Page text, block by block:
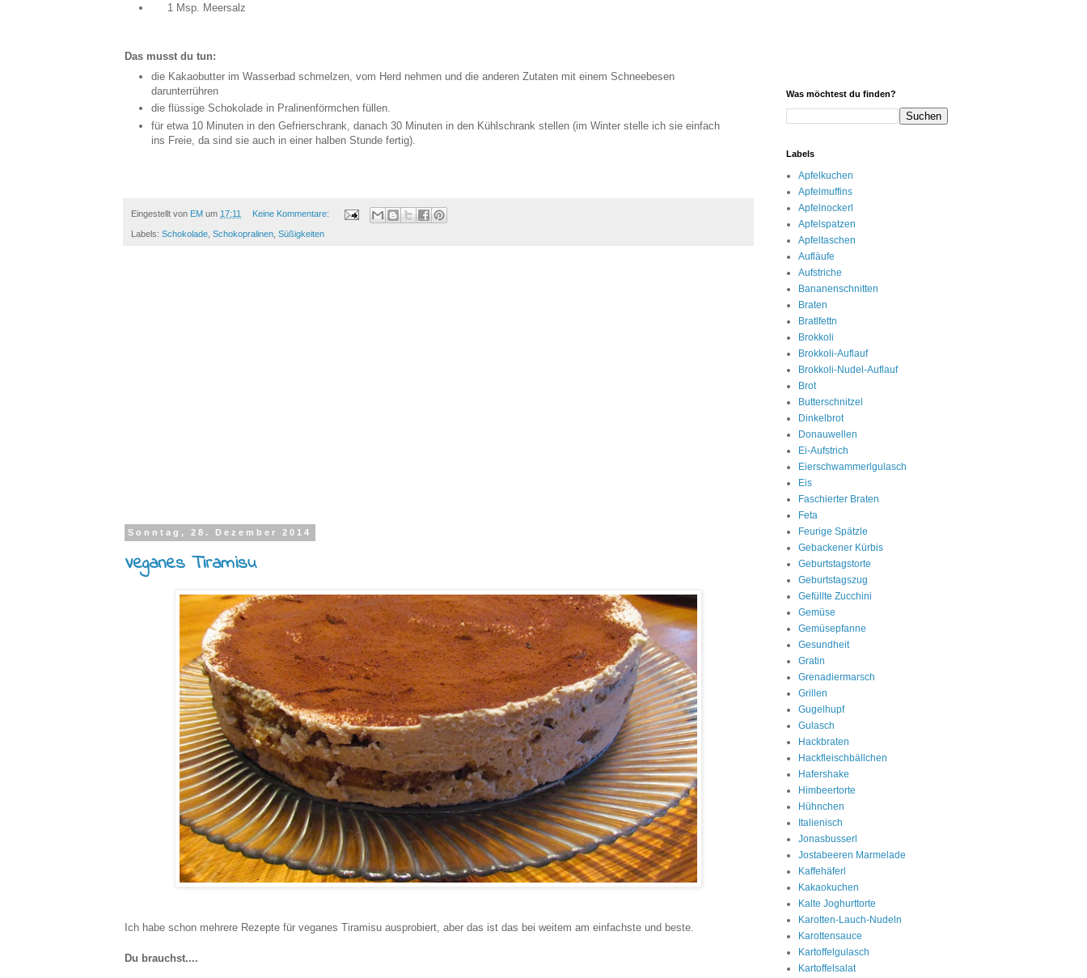
1 Msp. Meersalz
Das musst du tun:
die Kakaobutter im Wasserbad schmelzen, vom Herd nehmen und die anderen Zutaten mit einem Schneebesen
darunterrühren
die flüssige Schokolade in Pralinenförmchen füllen.
für etwa 10 Minuten in den Gefrierschrank, danach 30 Minuten in den Kühlschrank stellen (im Winter stelle ich sie einfach
ins Freie, da sind sie auch in einer halben Stunde fertig).
Eingestellt von EM um 17:11 Keine Kommentare:
Labels: Schokolade Schokopralinen Süßigkeiten
Sonntag, 28. Dezember 2014
Veganes Tiramisu
Ich habe schon mehrere Rezepte für veganes Tiramisu ausprobiert, aber das ist das bei weitem am einfachste und beste.
Du brauchst....
Was möchtest du finden?
Labels
Apfelkuchen
Apfelmuffins
Apfelnockerl
Apfelspatzen
Apfeltaschen
Aufläufe
Aufstriche
Bananenschnitten
Braten
Bratlfettn
Brokkoli
Brokkoli-Auflauf
Brokkoli-Nudel-Auflauf
Brot
Butterschnitzel
Dinkelbrot
Donauwellen
Ei-Aufstrich
Eierschwammerlgulasch
Eis
Faschierter Braten
Feta
Feurige Spätzle
Gebackener Kürbis
Geburtstagstorte
Geburtstagszug
Gefüllte Zucchini
Gemüse
Gemüsepfanne
Gesundheit
Gratin
Grenadiermarsch
Grillen
Gugelhupf
Gulasch
Hackbraten
Hackfleischbällchen
Hafershake
Himbeertorte
Hühnchen
Italienisch
Jonasbusserl
Jostabeeren Marmelade
Kaffehäferl
Kakaokuchen
Kalte Joghurttorte
Karotten-Lauch-Nudeln
Karottensauce
Kartoffelgulasch
Kartoffelsalat